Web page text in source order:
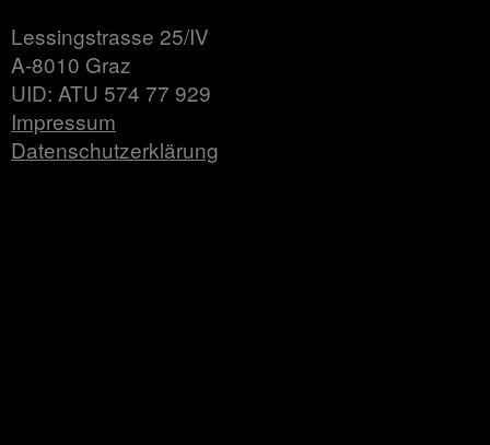
Lessingstrasse 25/IV
A-8010 Graz
UID: ATU 574 77 929
Impressum
Datenschutzerklärung